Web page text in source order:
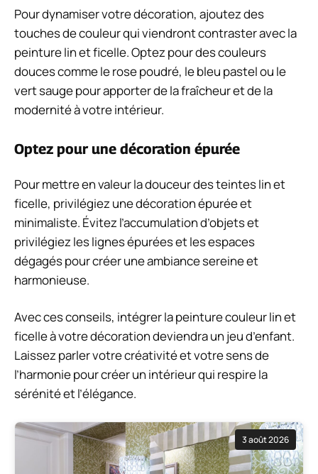
Pour dynamiser votre décoration, ajoutez des
touches de couleur qui viendront contraster avec la
peinture lin et ficelle. Optez pour des couleurs
douces comme le rose poudré, le bleu pastel ou le
vert sauge pour apporter de la fraîcheur et de la
modernité à votre intérieur.
Optez pour une décoration épurée
Pour mettre en valeur la douceur des teintes lin et
ficelle, privilégiez une décoration épurée et
minimaliste. Évitez l’accumulation d’objets et
privilégiez les lignes épurées et les espaces
dégagés pour créer une ambiance sereine et
harmonieuse.
Avec ces conseils, intégrer la peinture couleur lin et
ficelle à votre décoration deviendra un jeu d’enfant.
Laissez parler votre créativité et votre sens de
l’harmonie pour créer un intérieur qui respire la
sérénité et l’élégance.
3 août 2026